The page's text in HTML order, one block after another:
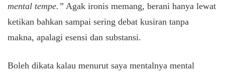
mental tempe.” Agak ironis memang, berani hanya lewat
ketikan bahkan sampai sering debat kusiran tanpa
makna, apalagi esensi dan substansi.
Boleh dikata kalau menurut saya mentalnya mental